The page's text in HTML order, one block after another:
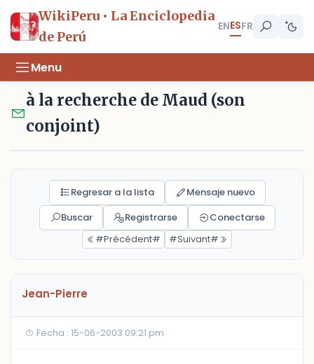
WikiPeru • La Enciclopedia
de Perú
ENESFR
Menu
à la recherche de Maud (son
conjoint)
Regresar a la lista
Mensaje nuevo
Buscar
Registrarse
Conectarse
#Précédent#
#Suivant#
Jean-Pierre
Fecha : 15-06-2003 09:21 pm